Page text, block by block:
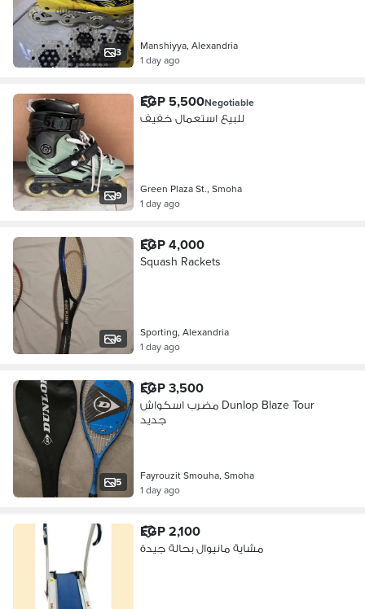
3
Manshiyya, Alexandria
1 day ago
9
EGP 5,500Negotiable
للبيع استعمال خفيف
Green Plaza St., Smoha
1 day ago
6
EGP 4,000
Squash Rackets
Sporting, Alexandria
1 day ago
5
EGP 3,500
مضرب اسكواش Dunlop Blaze Tour
جديد
Fayrouzit Smouha, Smoha
1 day ago
EGP 2,100
مشاية مانيوال بحالة جيدة